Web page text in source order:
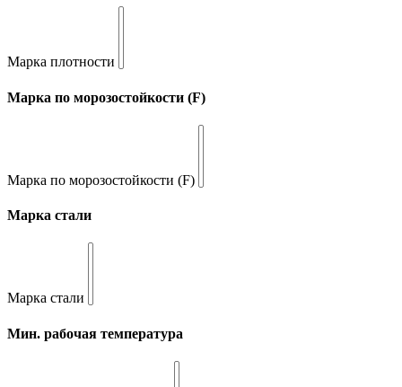
Марка плотности
Марка по морозостойкости (F)
Марка по морозостойкости (F)
Марка стали
Марка стали
Мин. рабочая температура